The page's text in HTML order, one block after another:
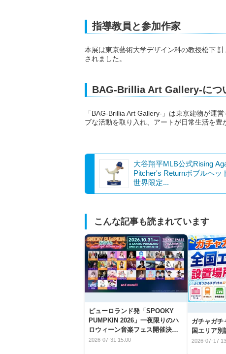
指導教員と参加作家
本展は東京藝術大学デザイン科の教授松下
されました。
BAG-Brillia Art Gallery-につ
「BAG-Brillia Art Gallery-」は東京建物が運
ブな活動を取り入れ、アートが日常生活を豊
大谷翔平MLB公式Rising
Pitcher's Returnボブルヘッ
世界限定...
こんな記事も読まれています
ピューロランド発「SPOOKY
PUMPKIN 2026」一夜限りのハ
ロウィーン音楽フェス開催決
定！
2026-07-31 15:00
ガチャガチ
国エリア別
2026-07-17